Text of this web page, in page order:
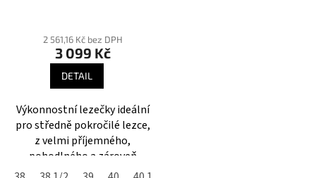
hodnocení
produktu
5
hvězdiček.
2 561,16 Kč bez DPH
3 099 Kč
DETAIL
Výkonnostní lezečky ideální
pro středně pokročilé lezce,
z velmi příjemného,
pohodlného a zároveň
odolného materiálu.